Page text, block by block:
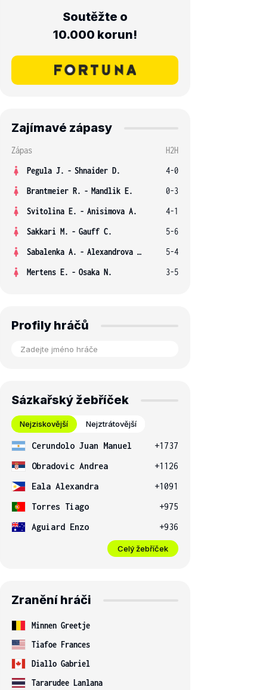
Soutěžte o
10.000 korun!
Zajímavé zápasy
Zápas
H2H
Pegula J. - Shnaider D.
4-0
Brantmeier R. - Mandlik E.
0-3
Svitolina E. - Anisimova A.
4-1
Sakkari M. - Gauff C.
5-6
Sabalenka A. - Alexandrova E.
5-4
Mertens E. - Osaka N. 3-5
Profily hráčů
Sázkařský žebříček
Nejziskovější Nejztrátovější
Cerundolo Juan Manuel
+1737
Obradovic Andrea
+1126
Eala Alexandra
+1091
Torres Tiago
+975
Aguiard Enzo
+936
Celý žebříček
Zranění hráči
Minnen Greetje
Tiafoe Frances
Diallo Gabriel
Tararudee Lanlana